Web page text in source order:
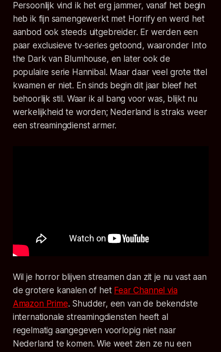
Persoonlijk vind ik het erg jammer, vanaf het begin
heb ik fijn samengewerkt met Horrify en werd het
aanbod ook steeds uitgebreider. Er werden een
paar exclusieve tv-series getoond, waaronder Into
the Dark van Blumhouse, en later ook de
populaire serie Hannibal . Maar daar veel grote titel
kwamen er niet. En sinds begin dit jaar bleef het
behoorlijk stil. Waar ik al bang voor was, blijkt nu
werkelijkheid te worden; Nederland is straks weer
een streamingdienst armer.
Wil je horror blijven streamen dan zit je nu vast aan
de grotere kanalen of het Fear Channel via
Amazon Prime. Shudder, een van de bekendste
internationale streamingdiensten heeft al
regelmatig aangegeven voorlopig niet naar
Nederland te komen. Wie weet zien ze nu een